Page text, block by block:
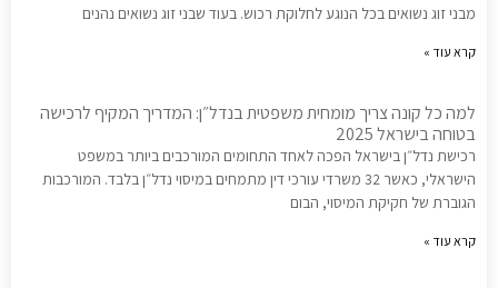
מבני זוג נשואים בכל הנוגע לחלוקת רכוש. בעוד שבני זוג נשואים נהנים
קרא עוד »
למה כל קונה צריך מומחית משפטית בנדל״ן: המדריך המקיף לרכישה
בטוחה בישראל 2025
רכישת נדל״ן בישראל הפכה לאחד התחומים המורכבים ביותר במשפט
הישראלי, כאשר 32 משרדי עורכי דין מתמחים במיסוי נדל״ן בלבד. המורכבות
הגוברת של חקיקת המיסוי, הבום
קרא עוד »